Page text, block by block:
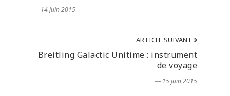
― 14 juin 2015
ARTICLE SUIVANT
Breitling Galactic Unitime : instrument
de voyage
― 15 juin 2015